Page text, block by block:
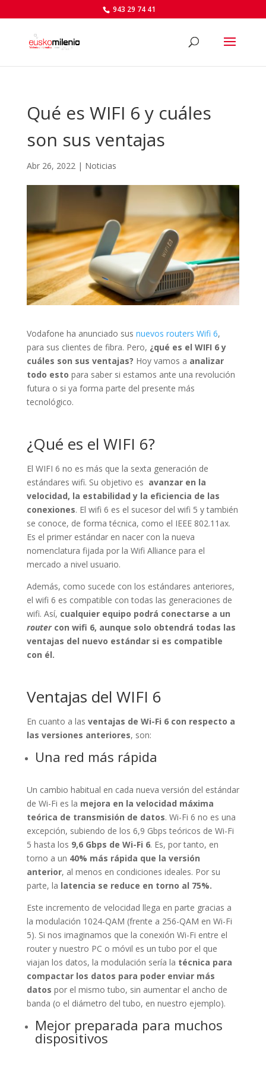
943 29 74 41
Qué es WIFI 6 y cuáles
son sus ventajas
Abr 26, 2022| Noticias
Vodafone ha anunciado sus nuevos routers Wifi 6,
para sus clientes de fibra. Pero, ¿qué es el WIFI 6 y
cuáles son sus ventajas? Hoy vamos a analizar
todo esto para saber si estamos ante una revolución
futura o si ya forma parte del presente más
tecnológico.
¿Qué es el WIFI 6?
El WIFI 6 no es más que la sexta generación de
estándares wifi. Su objetivo es avanzar en la
velocidad, la estabilidad y la eficiencia de las
conexiones. El wifi 6 es el sucesor del wifi 5 y también
se conoce, de forma técnica, como el IEEE 802.11ax.
Es el primer estándar en nacer con la nueva
nomenclatura fijada por la Wifi Alliance para el
mercado a nivel usuario.
Además, como sucede con los estándares anteriores,
el wifi 6 es compatible con todas las generaciones de
wifi. Así, cualquier equipo podrá conectarse a un
routercon wifi 6, aunque solo obtendrá todas las
ventajas del nuevo estándar si es compatible
con él.
Ventajas del WIFI 6
En cuanto a las ventajas de Wi-Fi 6 con respecto a
las versiones anteriores, son:
Una red más rápida
Un cambio habitual en cada nueva versión del estándar
de Wi-Fi es la mejora en la velocidad máxima
teórica de transmisión de datos. Wi-Fi 6 no es una
excepción, subiendo de los 6,9 Gbps teóricos de Wi-Fi
5 hasta los 9,6 Gbps de Wi-Fi 6. Es, por tanto, en
torno a un 40% más rápida que la versión
anterior, al menos en condiciones ideales. Por su
parte, la latencia se reduce en torno al 75%.
Este incremento de velocidad llega en parte gracias a
la modulación 1024-QAM (frente a 256-QAM en Wi-Fi
5). Si nos imaginamos que la conexión Wi-Fi entre el
router y nuestro PC o móvil es un tubo por el que
viajan los datos, la modulación sería la técnica para
compactar los datos para poder enviar más
datos por el mismo tubo, sin aumentar el ancho de
banda (o el diámetro del tubo, en nuestro ejemplo).
Mejor preparada para muchos
dispositivos